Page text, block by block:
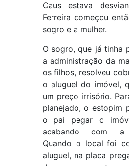
Caus estava
Ferreira começou
sogro e a mulher.
O sogro, que já tinha
a administração da
os filhos, resolveu
o aluguel do imóvel,
um preço irrisório.
planejado, o estopim
o pai pegar o
acabando com a
Quando o local foi
aluguel, na placa